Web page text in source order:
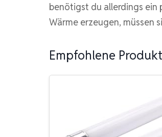
benötigst du allerdings ein
Wärme erzeugen, müssen
Empfohlene